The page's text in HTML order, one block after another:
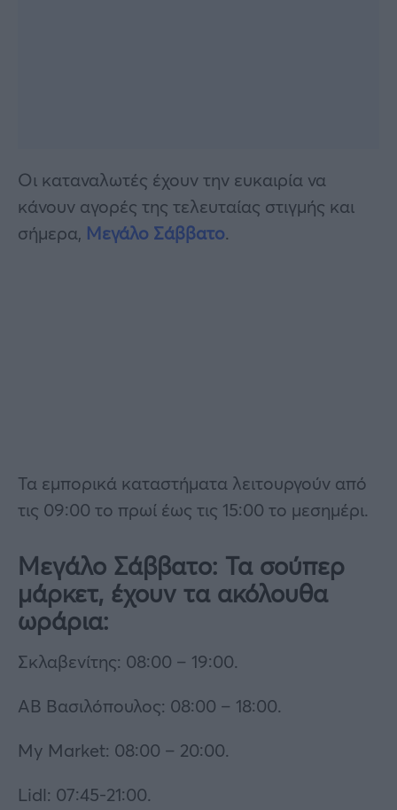
Οι καταναλωτές έχουν την ευκαιρία να
κάνουν αγορές της τελευταίας στιγμής και
σήμερα, Μεγάλο Σάββατο.
Τα εμπορικά καταστήματα λειτουργούν από
τις 09:00 το πρωί έως τις 15:00 το μεσημέρι.
Μεγάλο Σάββατο: Τα σούπερ
μάρκετ, έχουν τα ακόλουθα
ωράρια:
Σκλαβενίτης: 08:00 – 19:00.
ΑΒ Βασιλόπουλος: 08:00 – 18:00.
My Market: 08:00 – 20:00.
Lidl: 07:45-21:00.